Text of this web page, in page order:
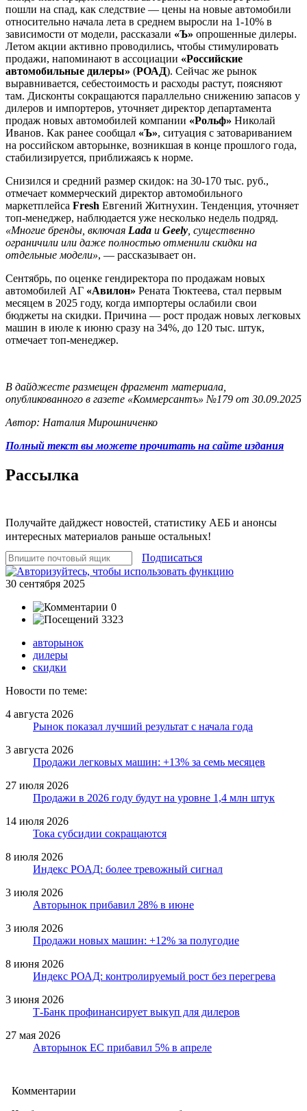
пошли на спад, как следствие — цены на новые автомобили
относительно начала лета в среднем выросли на 1-10% в
зависимости от модели, рассказали «Ъ» опрошенные дилеры.
Летом акции активно проводились, чтобы стимулировать
продажи, напоминают в ассоциации «Российские
автомобильные дилеры» (РОАД). Сейчас же рынок
выравнивается, себестоимость и расходы растут, поясняют
там. Дисконты сокращаются параллельно снижению запасов у
дилеров и импортеров, уточняет директор департамента
продаж новых автомобилей компании «Рольф» Николай
Иванов. Как ранее сообщал «Ъ», ситуация с затовариванием
на российском авторынке, возникшая в конце прошлого года,
стабилизируется, приближаясь к норме.
Снизился и средний размер скидок: на 30-170 тыс. руб.,
отмечает коммерческий директор автомобильного
маркетплейса Fresh Евгений Житнухин. Тенденция, уточняет
топ-менеджер, наблюдается уже несколько недель подряд.
«Многие бренды, включая Lada и Geely , существенно
ограничили или даже полностью отменили скидки на
отдельные модели», — рассказывает он.
Сентябрь, по оценке гендиректора по продажам новых
автомобилей АГ «Авилон» Рената Тюктеева, стал первым
месяцем в 2025 году, когда импортеры ослабили свои
бюджеты на скидки. Причина — рост продаж новых легковых
машин в июле к июню сразу на 34%, до 120 тыс. штук,
отмечает топ-менеджер.
В дайджесте размещен фрагмент материала,
опубликованного в газете «Коммерсантъ» №179 от 30.09.2025
Автор: Наталия Мирошниченко
Полный текст вы можете прочитать на сайте издания
Рассылка
Получайте дайджест новостей, статистику АЕБ и анонсы
интересных материалов раньше остальных!
Подписаться
30 сентября 2025
0
3323
авторынок
дилеры
скидки
Новости по теме:
4 августа 2026
Рынок показал лучший результат с начала года
3 августа 2026
Продажи легковых машин: +13% за семь месяцев
27 июля 2026
Продажи в 2026 году будут на уровне 1,4 млн штук
14 июля 2026
Тока субсидии сокращаются
8 июля 2026
Индекс РОАД: более тревожный сигнал
3 июля 2026
Авторынок прибавил 28% в июне
3 июля 2026
Продажи новых машин: +12% за полугодие
8 июня 2026
Индекс РОАД: контролируемый рост без перегрева
3 июня 2026
Т-Банк профинансирует выкуп для дилеров
27 мая 2026
Авторынок ЕС прибавил 5% в апреле
Комментарии